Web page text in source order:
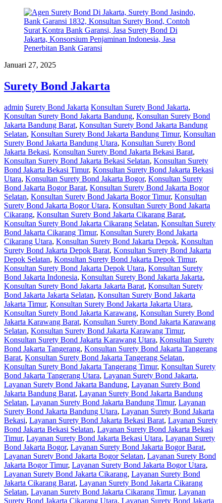
Januari 27, 2025
Surety Bond Jakarta
admin Surety Bond Jakarta Konsultan Surety Bond Jakarta,
Konsultan Surety Bond Jakarta Bandung, Konsultan Surety Bond
Jakarta Bandung Barat, Konsultan Surety Bond Jakarta Bandung
Selatan, Konsultan Surety Bond Jakarta Bandung Timur, Konsultan
Surety Bond Jakarta Bandung Utara, Konsultan Surety Bond
Jakarta Bekasi, Konsultan Surety Bond Jakarta Bekasi Barat,
Konsultan Surety Bond Jakarta Bekasi Selatan, Konsultan Surety
Bond Jakarta Bekasi Timur, Konsultan Surety Bond Jakarta Bekasi
Utara, Konsultan Surety Bond Jakarta Bogor, Konsultan Surety
Bond Jakarta Bogor Barat, Konsultan Surety Bond Jakarta Bogor
Selatan, Konsultan Surety Bond Jakarta Bogor Timur, Konsultan
Surety Bond Jakarta Bogor Utara, Konsultan Surety Bond Jakarta
Cikarang, Konsultan Surety Bond Jakarta Cikarang Barat,
Konsultan Surety Bond Jakarta Cikarang Selatan, Konsultan Surety
Bond Jakarta Cikarang Timur, Konsultan Surety Bond Jakarta
Cikarang Utara, Konsultan Surety Bond Jakarta Depok, Konsultan
Surety Bond Jakarta Depok Barat, Konsultan Surety Bond Jakarta
Depok Selatan, Konsultan Surety Bond Jakarta Depok Timur,
Konsultan Surety Bond Jakarta Depok Utara, Konsultan Surety
Bond Jakarta Indonesia, Konsultan Surety Bond Jakarta Jakarta,
Konsultan Surety Bond Jakarta Jakarta Barat, Konsultan Surety
Bond Jakarta Jakarta Selatan, Konsultan Surety Bond Jakarta
Jakarta Timur, Konsultan Surety Bond Jakarta Jakarta Utara,
Konsultan Surety Bond Jakarta Karawang, Konsultan Surety Bond
Jakarta Karawang Barat, Konsultan Surety Bond Jakarta Karawang
Selatan, Konsultan Surety Bond Jakarta Karawang Timur,
Konsultan Surety Bond Jakarta Karawang Utara, Konsultan Surety
Bond Jakarta Tangerang, Konsultan Surety Bond Jakarta Tangerang
Barat, Konsultan Surety Bond Jakarta Tangerang Selatan,
Konsultan Surety Bond Jakarta Tangerang Timur, Konsultan Surety
Bond Jakarta Tangerang Utara, Layanan Surety Bond Jakarta,
Layanan Surety Bond Jakarta Bandung, Layanan Surety Bond
Jakarta Bandung Barat, Layanan Surety Bond Jakarta Bandung
Selatan, Layanan Surety Bond Jakarta Bandung Timur, Layanan
Surety Bond Jakarta Bandung Utara, Layanan Surety Bond Jakarta
Bekasi, Layanan Surety Bond Jakarta Bekasi Barat, Layanan Surety
Bond Jakarta Bekasi Selatan, Layanan Surety Bond Jakarta Bekasi
Timur, Layanan Surety Bond Jakarta Bekasi Utara, Layanan Surety
Bond Jakarta Bogor, Layanan Surety Bond Jakarta Bogor Barat,
Layanan Surety Bond Jakarta Bogor Selatan, Layanan Surety Bond
Jakarta Bogor Timur, Layanan Surety Bond Jakarta Bogor Utara,
Layanan Surety Bond Jakarta Cikarang, Layanan Surety Bond
Jakarta Cikarang Barat, Layanan Surety Bond Jakarta Cikarang
Selatan, Layanan Surety Bond Jakarta Cikarang Timur, Layanan
Surety Bond Jakarta Cikarang Utara, Layanan Surety Bond Jakarta